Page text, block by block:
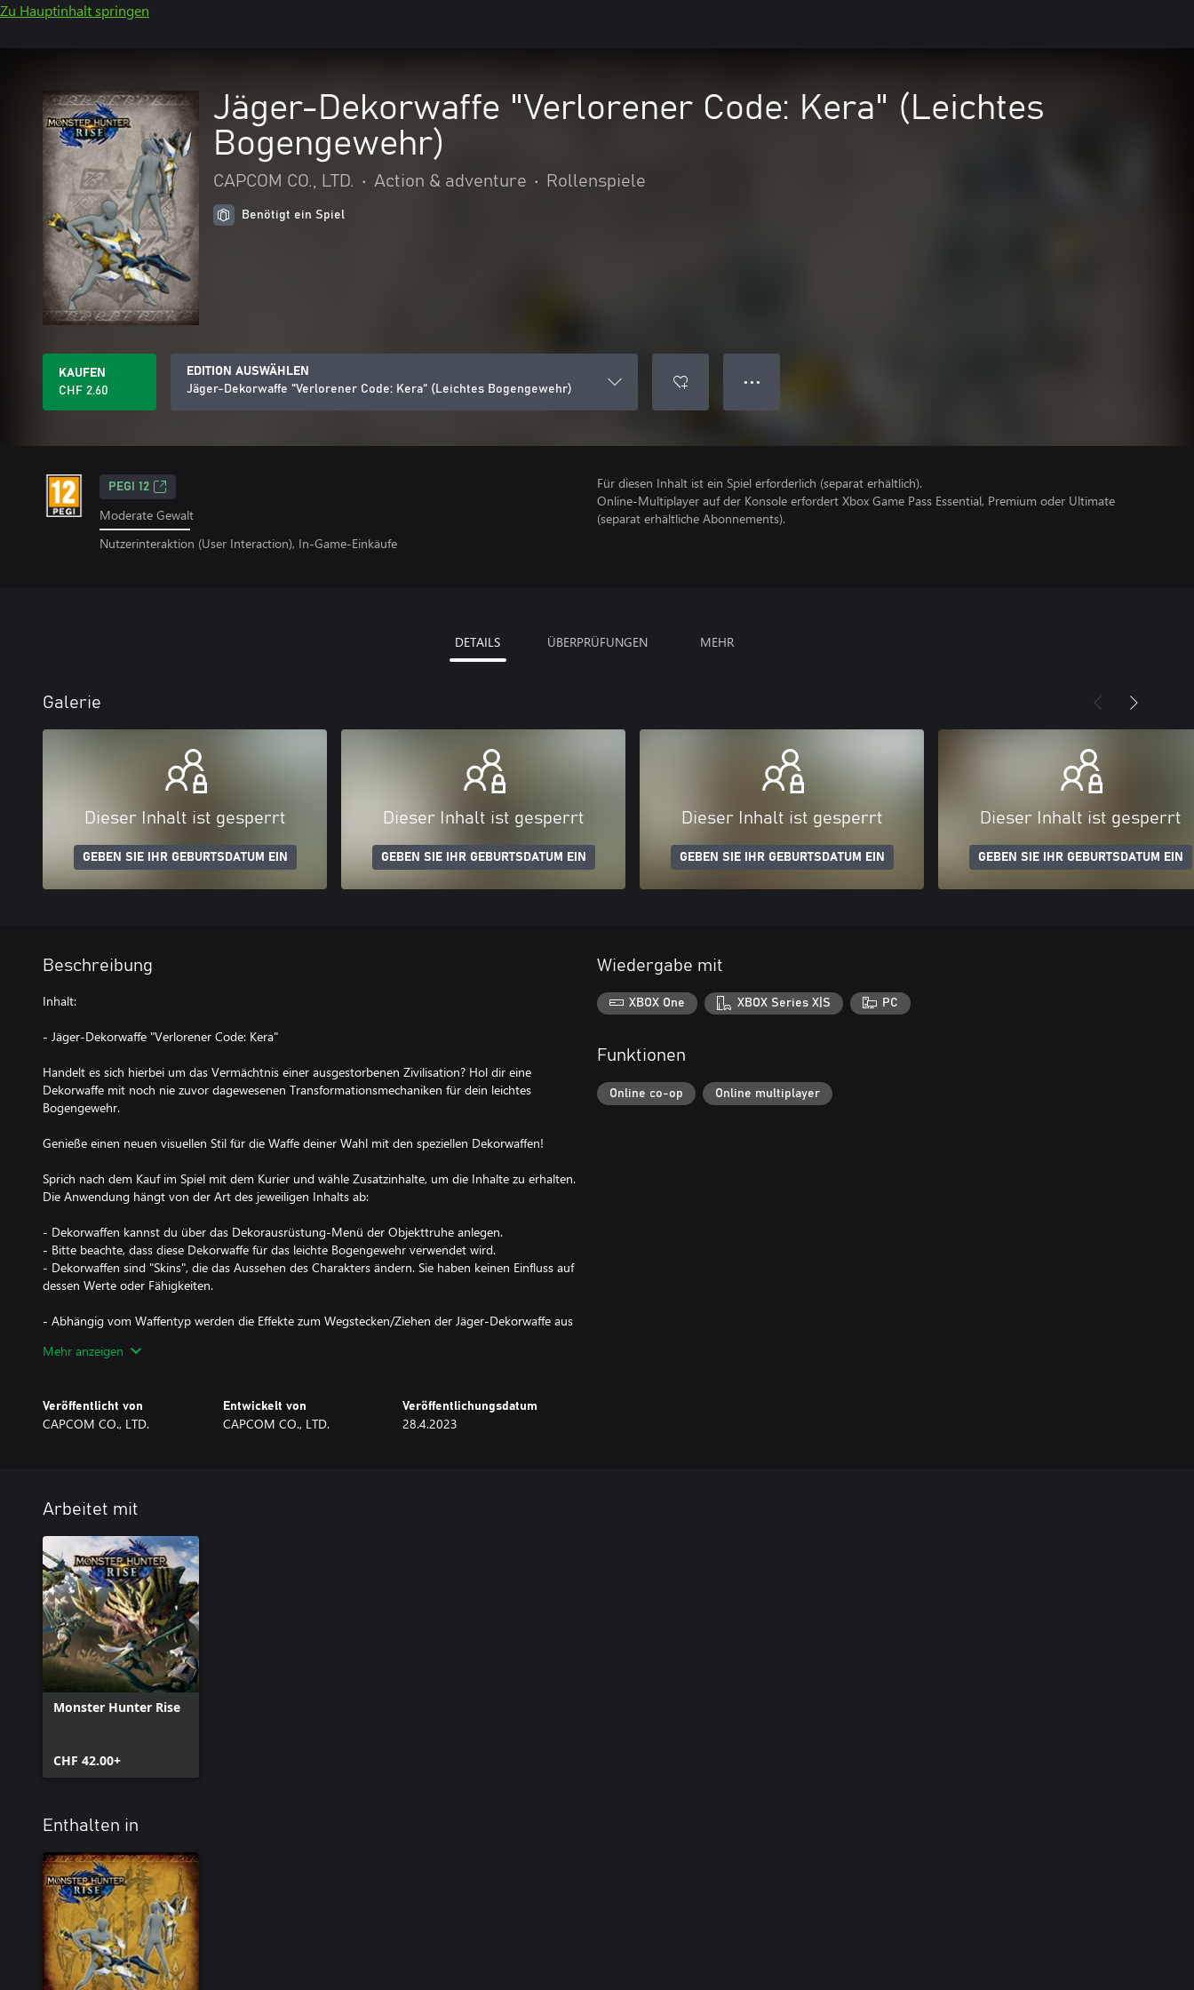
Zu Hauptinhalt springen
Jäger-Dekorwaffe "Verlorener Code: Kera" (Leichtes
Bogengewehr)
CAPCOM CO., LTD. • Action & adventure • Rollenspiele
Benötigt ein Spiel
KAUFEN
CHF 2.60
EDITION AUSWÄHLEN
Jäger-Dekorwaffe "Verlorener Code: Kera" (Leichtes Bogengewehr)
● ● ●
PEGI 12
Moderate Gewalt
Nutzerinteraktion (User Interaction), In-Game-Einkäufe
Für diesen Inhalt ist ein Spiel erforderlich (separat erhältlich).
Online-Multiplayer auf der Konsole erfordert Xbox Game Pass Essential, Premium oder Ultimate
(separat erhältliche Abonnements).
DETAILS ÜBERPRÜFUNGEN MEHR
Galerie
Dieser Inhalt ist gesperrt
GEBEN SIE IHR GEBURTSDATUM EIN
Dieser Inhalt ist gesperrt
GEBEN SIE IHR GEBURTSDATUM EIN
Dieser Inhalt ist gesperrt
GEBEN SIE IHR GEBURTSDATUM EIN
Dieser Inhalt ist gesperrt
GEBEN SIE IHR GEBURTSDATUM EIN
Beschreibung
Inhalt:
- Jäger-Dekorwaffe "Verlorener Code: Kera"
Handelt es sich hierbei um das Vermächtnis einer ausgestorbenen Zivilisation? Hol dir eine
Dekorwaffe mit noch nie zuvor dagewesenen Transformationsmechaniken für dein leichtes
Bogengewehr.
Genieße einen neuen visuellen Stil für die Waffe deiner Wahl mit den speziellen Dekorwaffen!
Sprich nach dem Kauf im Spiel mit dem Kurier und wähle Zusatzinhalte, um die Inhalte zu erhalten.
Die Anwendung hängt von der Art des jeweiligen Inhalts ab:
- Dekorwaffen kannst du über das Dekorausrüstung-Menü der Objekttruhe anlegen.
- Bitte beachte, dass diese Dekorwaffe für das leichte Bogengewehr verwendet wird.
- Dekorwaffen sind "Skins", die das Aussehen des Charakters ändern. Sie haben keinen Einfluss auf
dessen Werte oder Fähigkeiten.
- Abhängig vom Waffentyp werden die Effekte zum Wegstecken/Ziehen der Jäger-Dekorwaffe aus
Waffe nicht angezeigt.
*Dieser Inhalt ist auch als Teil eines oder mehrerer Bundles erhältlich. Bitte überprüfe deine
bisherigen Käufe, um doppelte Käufe zu vermeiden.
Mehr anzeigen
Veröffentlicht von
CAPCOM CO., LTD.
Entwickelt von
CAPCOM CO., LTD.
Veröffentlichungsdatum
28.4.2023
Wiedergabe mit
XBOX One XBOX Series X|S PC
Funktionen
Online co-op Online multiplayer
Arbeitet mit
Monster Hunter Rise
CHF 42.00+
Enthalten in